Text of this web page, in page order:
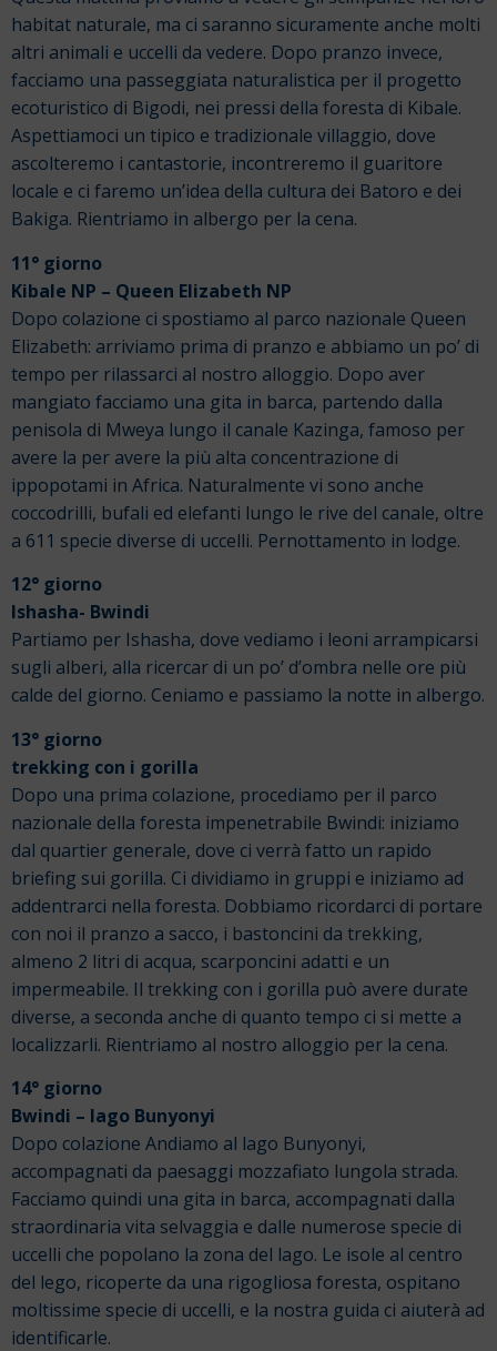
habitat naturale, ma ci saranno sicuramente anche molti
altri animali e uccelli da vedere. Dopo pranzo invece,
facciamo una passeggiata naturalistica per il progetto
ecoturistico di Bigodi, nei pressi della foresta di Kibale.
Aspettiamoci un tipico e tradizionale villaggio, dove
ascolteremo i cantastorie, incontreremo il guaritore
locale e ci faremo un’idea della cultura dei Batoro e dei
Bakiga. Rientriamo in albergo per la cena.
11° giorno
Kibale NP – Queen Elizabeth NP
Dopo colazione ci spostiamo al parco nazionale Queen
Elizabeth: arriviamo prima di pranzo e abbiamo un po’ di
tempo per rilassarci al nostro alloggio. Dopo aver
mangiato facciamo una gita in barca, partendo dalla
penisola di Mweya lungo il canale Kazinga, famoso per
avere la per avere la più alta concentrazione di
ippopotami in Africa. Naturalmente vi sono anche
coccodrilli, bufali ed elefanti lungo le rive del canale, oltre
a 611 specie diverse di uccelli. Pernottamento in lodge.
12° giorno
Ishasha- Bwindi
Partiamo per Ishasha, dove vediamo i leoni arrampicarsi
sugli alberi, alla ricercar di un po’ d’ombra nelle ore più
calde del giorno. Ceniamo e passiamo la notte in albergo.
13° giorno
trekking con i gorilla
Dopo una prima colazione, procediamo per il parco
nazionale della foresta impenetrabile Bwindi: iniziamo
dal quartier generale, dove ci verrà fatto un rapido
briefing sui gorilla. Ci dividiamo in gruppi e iniziamo ad
addentrarci nella foresta. Dobbiamo ricordarci di portare
con noi il pranzo a sacco, i bastoncini da trekking,
almeno 2 litri di acqua, scarponcini adatti e un
impermeabile. Il trekking con i gorilla può avere durate
diverse, a seconda anche di quanto tempo ci si mette a
localizzarli. Rientriamo al nostro alloggio per la cena.
14° giorno
Bwindi – lago Bunyonyi
Dopo colazione Andiamo al lago Bunyonyi,
accompagnati da paesaggi mozzafiato lungola strada.
Facciamo quindi una gita in barca, accompagnati dalla
straordinaria vita selvaggia e dalle numerose specie di
uccelli che popolano la zona del lago. Le isole al centro
del lego, ricoperte da una rigogliosa foresta, ospitano
moltissime specie di uccelli, e la nostra guida ci aiuterà ad
identificarle.